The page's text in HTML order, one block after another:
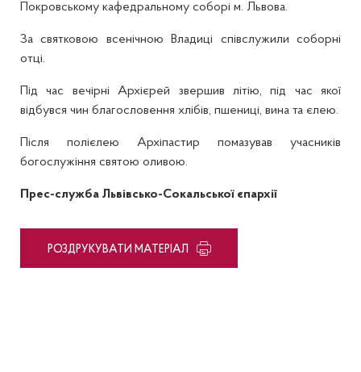
Покровському кафедральному соборі м. Львова.
За святковою всенічною Владиці співслужили соборні
отці.
Під час вечірні Архієрей звершив літію, під час якої
відбувся чин благословення хлібів, пшениці, вина та єлею.
Після полієлею Архіпастир помазував учасників
богослужіння святою оливою.
Прес-служба Львівсько-Сокальської єпархії
PОЗДРУКУВАТИ МАТЕРІАЛ